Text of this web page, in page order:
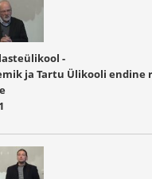
-
ja Tartu Ülikooli endine